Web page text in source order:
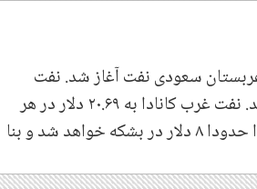
سعودی نفت آغاز شد.نفت
.
نفت غرب کانادا به ۲۰.۶۹ دلار در هر
بشکه نفت رسید که با احتساب تخفیفات فروش، درآمد هر بشکه نفت کانادا حدودا ۸ دلار در بشکه خواهد شد و بنا